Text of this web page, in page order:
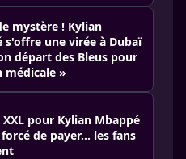
mystère ! Kylian
s'offre une virée à Dubaï
départ des Bleus pour
médicale »
pour Kylian Mbappé
forcé de payer… les fans